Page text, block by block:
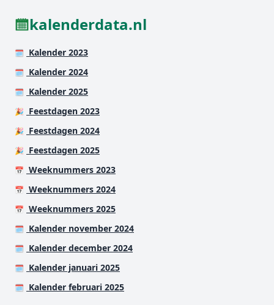
kalenderdata.nl
🗓️ Kalender 2023
🗓️ Kalender 2024
🗓️ Kalender 2025
🎉 Feestdagen 2023
🎉 Feestdagen 2024
🎉 Feestdagen 2025
📅 Weeknummers 2023
📅 Weeknummers 2024
📅 Weeknummers 2025
🗓️ Kalender november 2024
🗓️ Kalender december 2024
🗓️ Kalender januari 2025
🗓️ Kalender februari 2025